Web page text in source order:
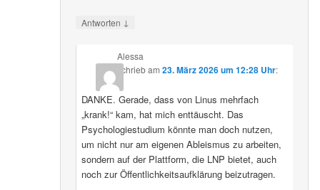
Antworten ↓
Alessa
schriebam 23. März 2026 um 12:28 Uhr:
DANKE. Gerade, dass von Linus mehrfach
„krank!“ kam, hat mich enttäuscht. Das
Psychologiestudium könnte man doch nutzen,
um nicht nur am eigenen Ableismus zu arbeiten,
sondern auf der Plattform, die LNP bietet, auch
noch zur Öffentlichkeitsaufklärung beizutragen.